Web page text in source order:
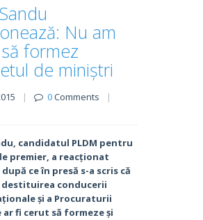
Nu am
formez
de miniștri
| 0Comments
|
candidatul PLDM pentru
premier, a reacționat
ce în presă s-a scris că
destituirea conducerii
și a Procuraturii
ar fi cerut să formeze și